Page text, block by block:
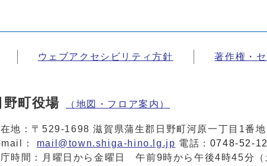
ウェブアクセシビリティ方針 著作権・
野町役場 （地図・フロア案内）
地：〒529-1698 滋賀県蒲生郡日野町河原一丁目1番地
： mail@town.shiga-hino.lg.jp 電話： 0748-52-
時間：月曜日から金曜日 午前9時から午後4時45分（